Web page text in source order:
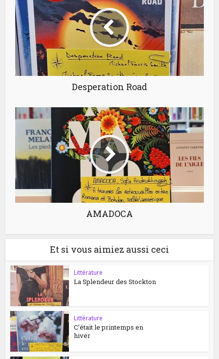
Desperation Road
AMADOCA
Et si vous aimiez aussi ceci
Littérature
La Splendeur des Stockton
Littérature
C’était le printemps en
hiver